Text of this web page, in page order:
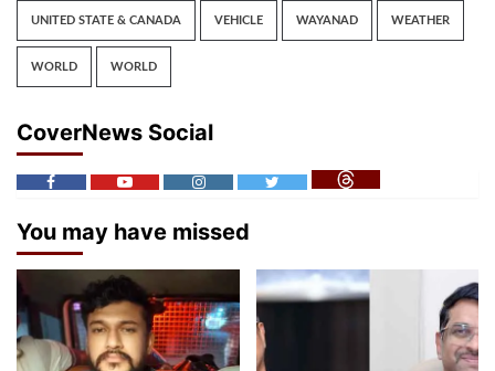
UNITED STATE & CANADA VEHICLE WAYANAD WEATHER
WORLD WORLD
CoverNews Social
You may have missed